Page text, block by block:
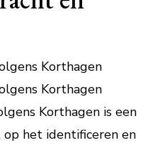
Korthagen
Korthagen
Korthagen is een
op het identificeren en